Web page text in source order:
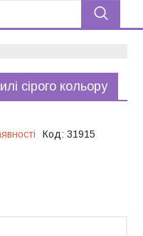
сірого кольору
Код: 31915